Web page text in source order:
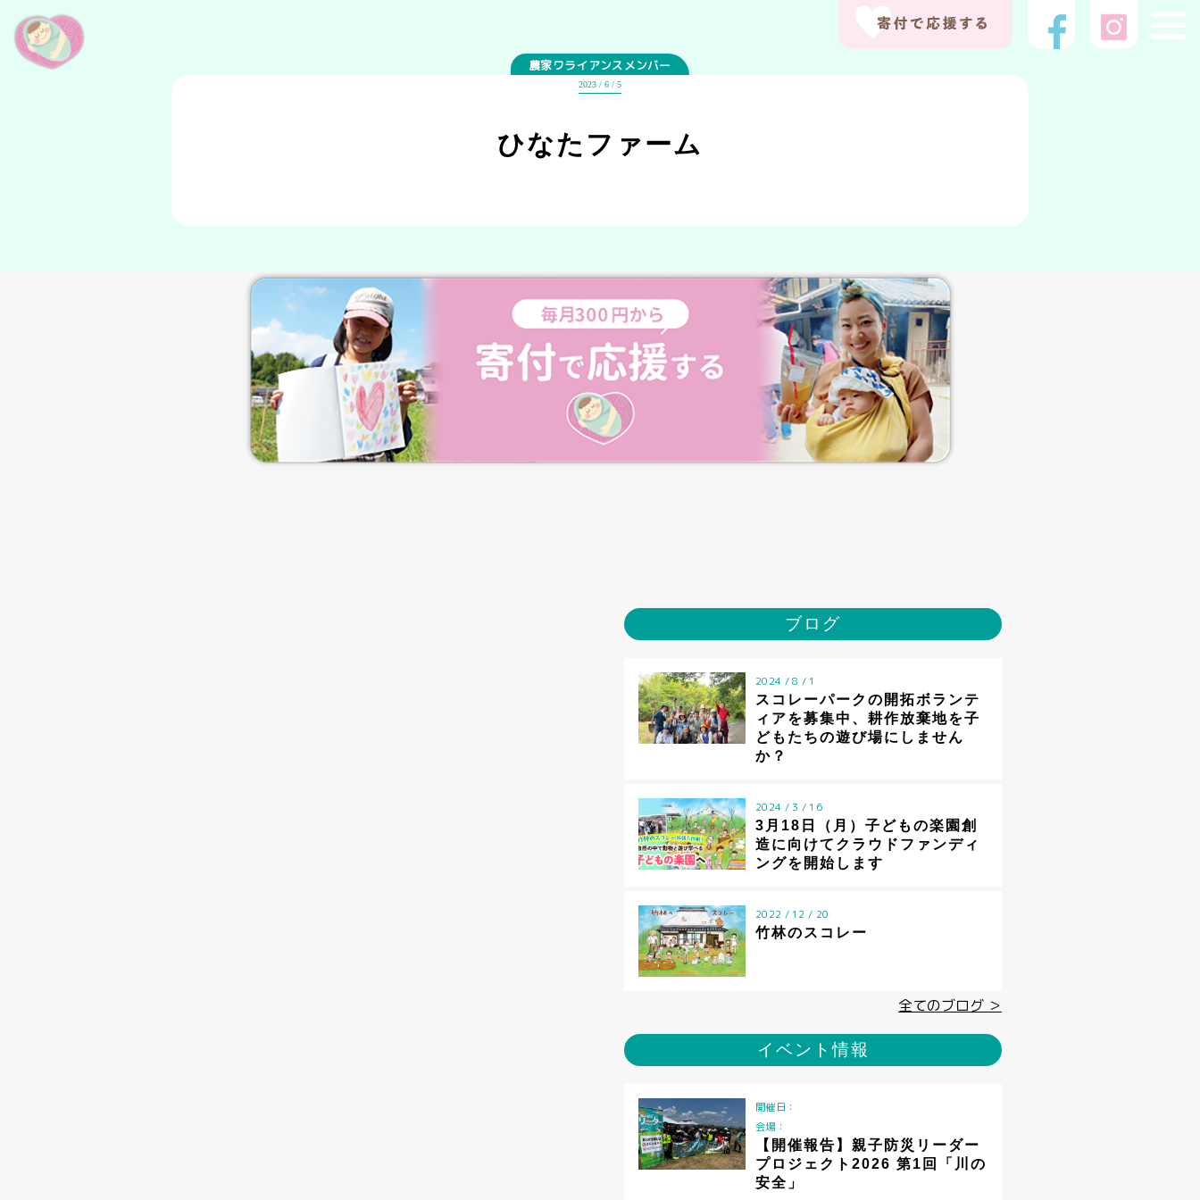
農家ワライアンスメンバー
2023 / 6 / 5
ひなたファーム
ブログ
2024 / 8 / 1
スコレーパークの開拓ボランテ
ィアを募集中、耕作放棄地を子
どもたちの遊び場にしません
か？
2024 / 3 / 16
3月18日（月）子どもの楽園創
造に向けてクラウドファンディ
ングを開始します
2022 / 12 / 20
竹林のスコレー
全てのブログ ＞
イベント情報
開催日：
会場：
【開催報告】親子防災リーダー
プロジェクト2026 第1回「川の
安全」